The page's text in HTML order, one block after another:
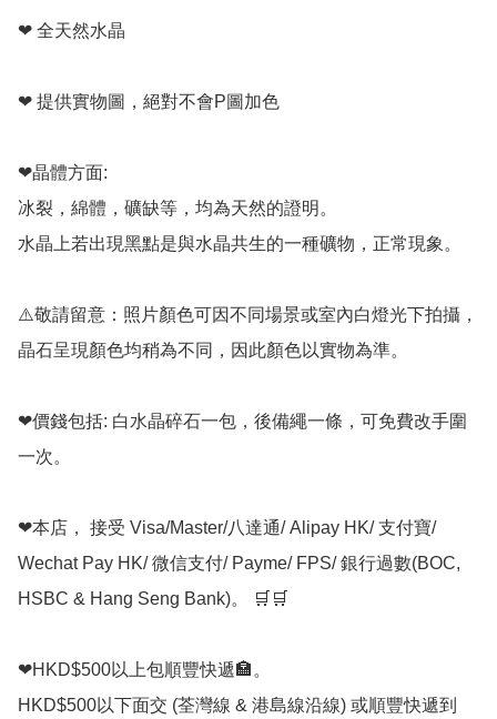
❤ 全天然水晶
❤ 提供實物圖，絕對不會P圖加色
❤晶體方面:
冰裂，綿體，礦缺等，均為天然的證明。
水晶上若出現黑點是與水晶共生的一種礦物，正常現象。
⚠️敬請留意：照片顏色可因不同場景或室內白燈光下拍攝，
晶石呈現顏色均稍為不同，因此顏色以實物為準。
❤價錢包括: 白水晶碎石一包，後備繩一條，可免費改手圍
一次。
❤本店， 接受 Visa/Master/八達通/ Alipay HK/ 支付寶/
Wechat Pay HK/ 微信支付/ Payme/ FPS/ 銀行過數(BOC,
HSBC & Hang Seng Bank)。 🛒🛒
❤HKD$500以上包順豐快遞🏣。
HKD$500以下面交 (荃灣線 & 港島線沿線) 或順豐快遞到